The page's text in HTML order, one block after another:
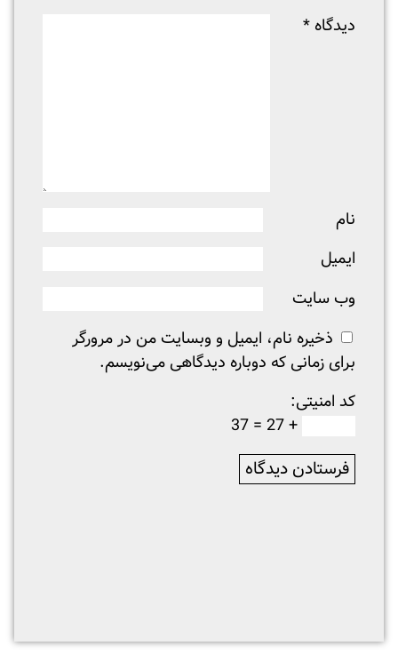
دیدگاه *
نام
ایمیل
وب‌ سایت
ذخیره نام، ایمیل و وبسایت من در مرورگر
برای زمانی که دوباره دیدگاهی می‌نویسم.
کد امنیتی:
+ 27 = 37